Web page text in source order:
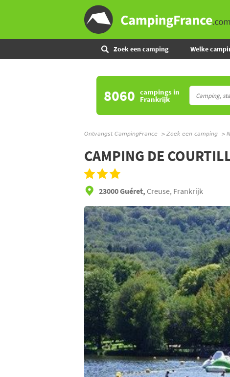
Zoek een camping Welke
8060 campingsin
Frankrijk
Ontvangst CampingFrance Zoek een camping
CAMPING DE
23000 Guéret, Creuse, Frankrijk